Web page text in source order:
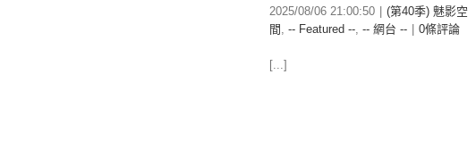
2025/08/06 21:00:50
(第40季) 魅影空
間 , -- Featured --, -- 網台 -- 0條評論
[...]